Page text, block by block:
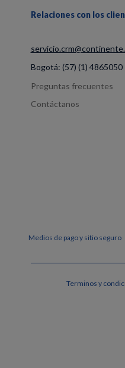
Relaciones con los
Bogotá: (57) (1) 4865050
Preguntas frecuentes
Contáctanos
Terminos y